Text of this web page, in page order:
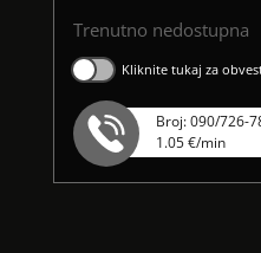
Trenutno nedostupna
Kliknite tukaj za
Broj: 090/726-
1.05 €/min